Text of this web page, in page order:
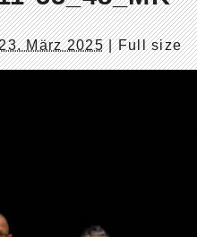
März 2025| Full size